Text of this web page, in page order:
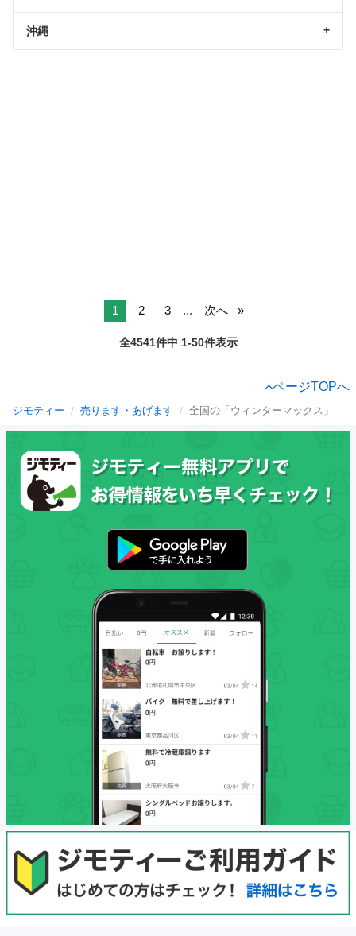
沖縄
1 2 3 ... 次へ
全4541件中 1-50件表示
ページTOPへ
ジモティー 売ります・あげます 全国の「ウィンターマックス」